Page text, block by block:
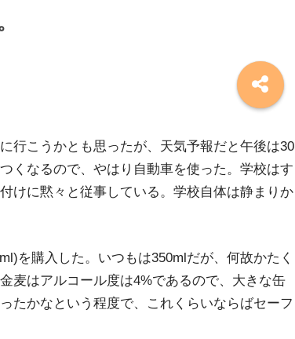
行こうかとも思ったが、天気予報だと午後は30
くなるので、やはり自動車を使った。学校はす
けに黙々と従事している。学校自体は静まりか
を購入した。いつもは350mlだが、何故かたく
麦はアルコール度は4%であるので、大きな缶
たかなという程度で、これくらいならばセーフ